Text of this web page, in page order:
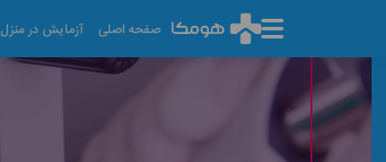
صفحه اصلی آزمایش در منزل